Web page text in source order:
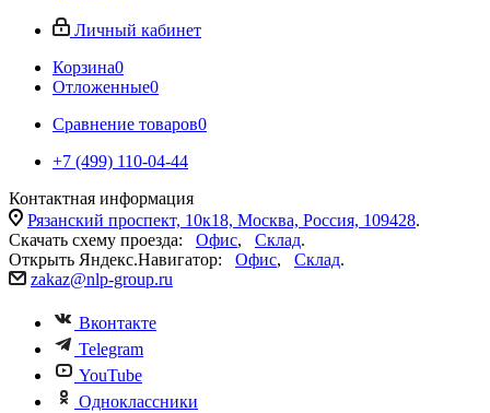
Личный кабинет
Корзина0
Отложенные0
Сравнение товаров0
+7 (499) 110-04-44
Контактная информация
Рязанский проспект, 10к18, Москва, Россия, 109428.
Скачать схему проезда: Офис, Склад.
Открыть Яндекс.Навигатор: Офис, Склад.
zakaz@nlp-group.ru
Вконтакте
Telegram
YouTube
Одноклассники